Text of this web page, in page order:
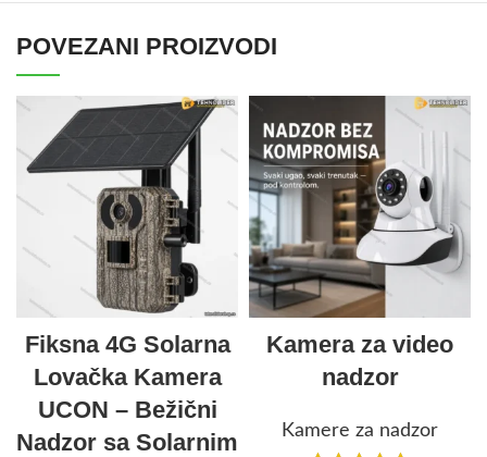
POVEZANI PROIZVODI
Fiksna 4G Solarna
Lovačka Kamera
UCON – Bežični
Nadzor sa Solarnim
Kamera za video
nadzor
Kamere za nadzor